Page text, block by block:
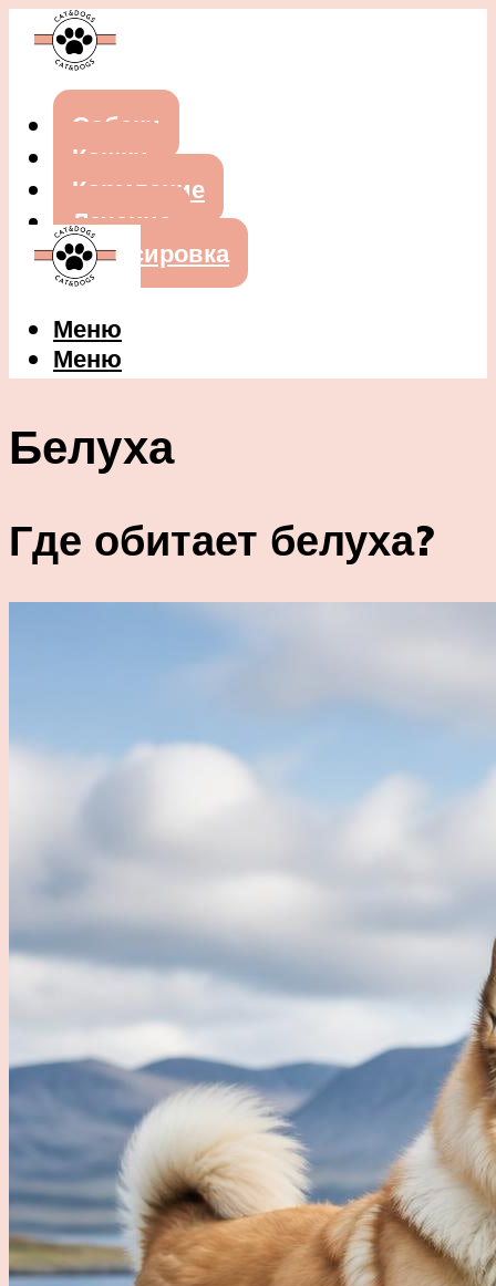
Собаки
Кошки
Кормление
Лечение
Дрессировка
Меню
Меню
Белуха
Где обитает белуха?